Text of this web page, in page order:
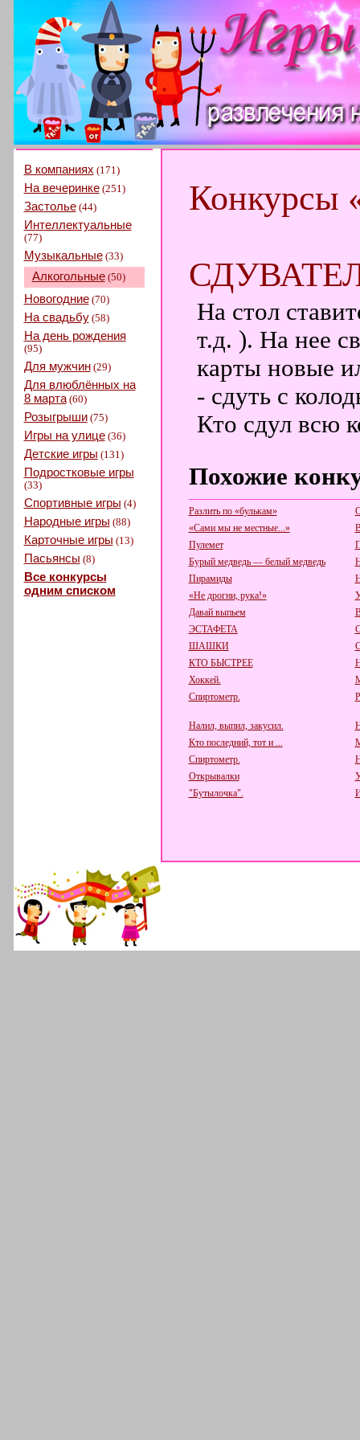
В компаниях (171)
На вечеринке(251)
Застолье(44)
Интеллектуальные
(77)
Музыкальные(33)
Алкогольные(50)
Новогодние(70)
На свадьбу(58)
На день рождения
(95)
Для мужчин(29)
Для влюблённых на
8 марта(60)
Розыгрыши(75)
Игры на улице(36)
Детские игры (131)
Подростковые игры
(33)
Спортивные игры (4)
Народные игры (88)
Карточные игры (13)
Пасьянсы (8)
Все конкурсы
одним списком
Конкурсы
На стол
т.д. ). На нее
карты новые
- сдуть с
Кто сдул всю
Похожие
Разлить по «булькам»
«Сами мы не местные...»
Пулемет
Бурый медведь — белый медведь
Пирамиды
«Не дрогни, рука!»
Давай выпьем
ЭСТАФЕТА
ШАШКИ
КТО БЫСТРЕЕ
Хоккей.
Спиртометр.
Налил, выпил, закусил.
Кто последний, тот и ...
Спиртометр.
Открывалки
"Бутылочка".